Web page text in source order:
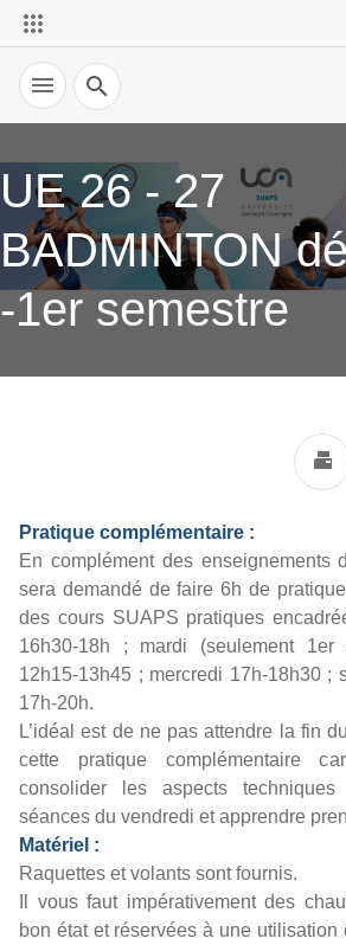
Recherche
UE 26 - 27
BADMINTON
-1er semestre
Pratique complémentaire :
En complément des enseignements
sera demandé de faire 6h de
des cours SUAPS pratiques
16h30-18h ; mardi (seulement 1er
12h15-13h45 ; mercredi 17h-18h30 ;
17h-20h.
L’idéal est de ne pas attendre la fin
cette pratique complémentaire
consolider les aspects
séances du vendredi et apprendre
Matériel :
Raquettes et volants sont fournis.
Il vous faut impérativement des
bon état et réservées à une